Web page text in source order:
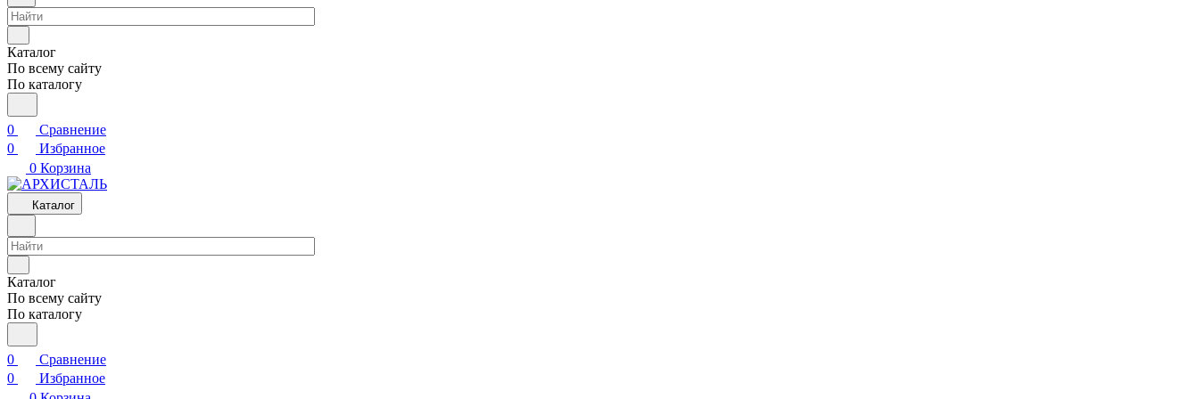
Каталог
По всему сайту
По каталогу
0
Сравнение
0
Избранное
0 Корзина
Каталог
Каталог
По всему сайту
По каталогу
0
Сравнение
0
Избранное